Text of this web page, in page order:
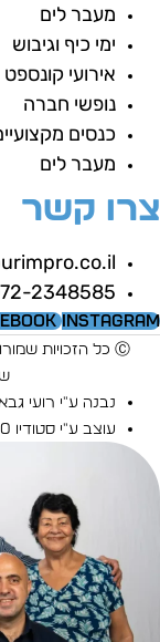
מעבר לים
ימי כיף וגיבוש
אירועי קונספט
נופשי חברה
כנסים
מעבר לים
קשר
2348585
נבנה ע"י רועי גבאי
עוצב ע"י סטודיו UNICO